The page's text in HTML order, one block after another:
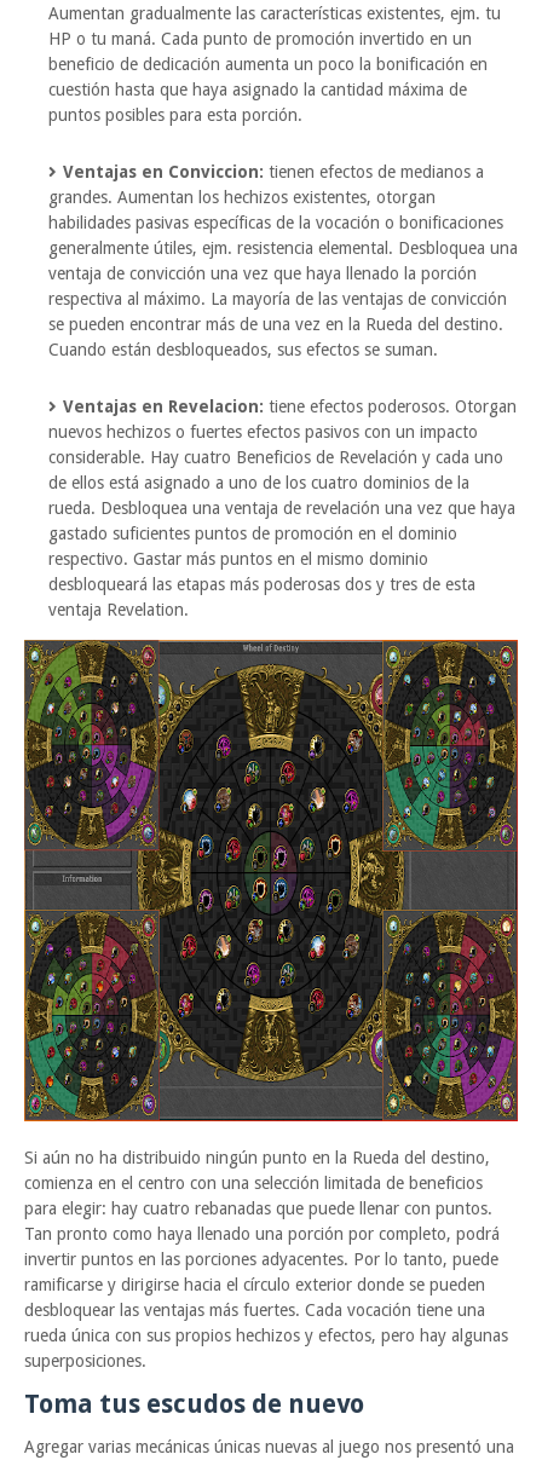
Aumentan gradualmente las características existentes, ejm. tu
HP o tu maná. Cada punto de promoción invertido en un
beneficio de dedicación aumenta un poco la bonificación en
cuestión hasta que haya asignado la cantidad máxima de
puntos posibles para esta porción.
Ventajas en Conviccion: tienen efectos de medianos a
grandes. Aumentan los hechizos existentes, otorgan
habilidades pasivas específicas de la vocación o bonificaciones
generalmente útiles, ejm. resistencia elemental. Desbloquea una
ventaja de convicción una vez que haya llenado la porción
respectiva al máximo. La mayoría de las ventajas de convicción
se pueden encontrar más de una vez en la Rueda del destino.
Cuando están desbloqueados, sus efectos se suman.
Ventajas en Revelacion: tiene efectos poderosos. Otorgan
nuevos hechizos o fuertes efectos pasivos con un impacto
considerable. Hay cuatro Beneficios de Revelación y cada uno
de ellos está asignado a uno de los cuatro dominios de la
rueda. Desbloquea una ventaja de revelación una vez que haya
gastado suficientes puntos de promoción en el dominio
respectivo. Gastar más puntos en el mismo dominio
desbloqueará las etapas más poderosas dos y tres de esta
ventaja Revelation.
Si aún no ha distribuido ningún punto en la Rueda del destino,
comienza en el centro con una selección limitada de beneficios
para elegir: hay cuatro rebanadas que puede llenar con puntos.
Tan pronto como haya llenado una porción por completo, podrá
invertir puntos en las porciones adyacentes. Por lo tanto, puede
ramificarse y dirigirse hacia el círculo exterior donde se pueden
desbloquear las ventajas más fuertes. Cada vocación tiene una
rueda única con sus propios hechizos y efectos, pero hay algunas
superposiciones.
Toma tus escudos de nuevo
Agregar varias mecánicas únicas nuevas al juego nos presentó una